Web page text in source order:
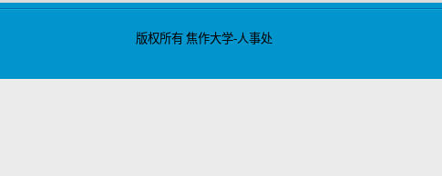
版权所有 焦作大学-人事处